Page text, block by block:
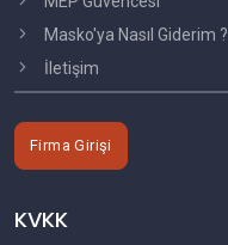
Masko'ya Nasıl Giderim ?
İletişim
Firma Girişi
KVKK